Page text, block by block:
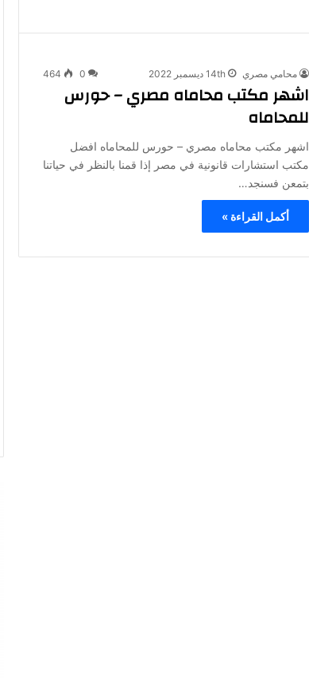
محامي مصري 14th ديسمبر 2022 0
464
اشهر مكتب محاماه مصري – حورس
للمحاماه
اشهر مكتب محاماه مصري – حورس للمحاماه افضل
مكتب استشارات قانونية في مصر إذا قمنا بالنظر في حياتنا
بتمعن فسنجد…
أكمل القراءة »